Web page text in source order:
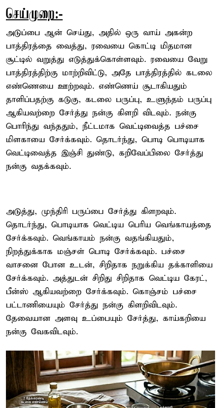
செய்முறை:-
அடுப்பை ஆன் செய்து, அதில் ஒரு வாய் அகன்ற
பாத்திரத்தை வைத்து, ரவையை கொட்டி மிதமான
சூட்டில் வறுத்து எடுத்துக்கொள்ளவும். ரவையை வேறு
பாத்திரத்திற்கு மாற்றிவிட்டு, அதே பாத்திரத்தில் கடலை
எண்ணெயை ஊற்றவும். எண்ணெய் சூடாகியதும்
தாளிப்பதற்கு கடுகு, கடலை பருப்பு, உளுந்தம் பருப்பு
ஆகியவற்றை சேர்த்து நன்கு கிளறி விடவும். நன்கு
பொரிந்து வந்ததும், நீட்டமாக வெட்டிவைத்த பச்சை
மிளகாயை சேர்க்கவும். தொடர்ந்து, பொடி பொடியாக
வெட்டிவைத்த இஞ்சி துண்டு, கறிவேப்பிலை சேர்த்து
நன்கு வதக்கவும்.
அடுத்து, முந்திரி பருப்பை சேர்த்து கிளறவும்.
தொடர்ந்து, பொடியாக வெட்டிய பெரிய வெங்காயத்தை
சேர்க்கவும். வெங்காயம் நன்கு வதங்கியதும்,
நிறத்துக்காக மஞ்சள் பொடி சேர்க்கவும். பச்சை
வாசனை போன உடன், சிறிதாக நறுக்கிய தக்காளியை
சேர்க்கவும். அத்துடன் சிறிது சிறிதாக வெட்டிய கேரட்,
பீன்ஸ் ஆகியவற்றை சேர்க்கவும். கொஞ்சம் பச்சை
பட்டாணியையும் சேர்த்து நன்கு கிளறிவிடவும்.
தேவையான அளவு உப்பையும் சேர்த்து, காய்கறியை
நன்கு வேகவிடவும்.